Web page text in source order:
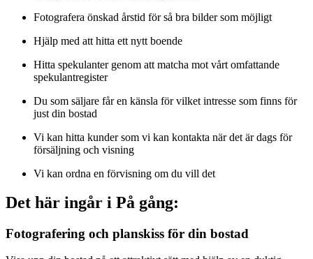
Fotografera önskad årstid för så bra bilder som möjligt
Hjälp med att hitta ett nytt boende
Hitta spekulanter genom att matcha mot vårt omfattande
spekulantregister
Du som säljare får en känsla för vilket intresse som finns för
just din bostad
Vi kan hitta kunder som vi kan kontakta när det är dags för
försäljning och visning
Vi kan ordna en förvisning om du vill det
Det här ingår i På gång:
Fotografering och planskiss för din bostad